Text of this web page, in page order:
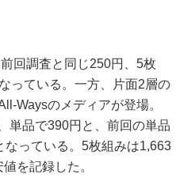
回調査と同じ250円、5枚
っている。一方、片面2層の
Waysのメディアが登場。
単品で390円と、前回の単品
っている。5枚組みは1,663
を記録した。